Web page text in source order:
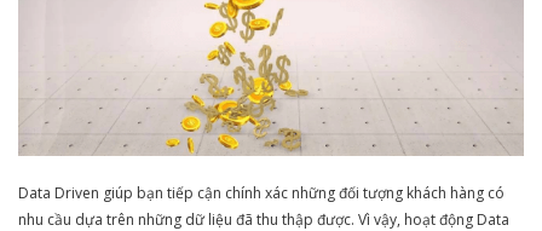
Data Driven giúp bạn tiếp cận chính xác những đối tượng khách hàng có
nhu cầu dựa trên những dữ liệu đã thu thập được. Vì vậy, hoạt động Data